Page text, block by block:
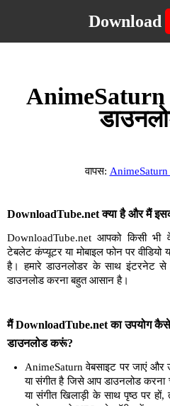
Download
AnimeSaturn
वापस:
DownloadTube.net क्या है और मैं
DownloadTube.net आपको किसी
टेबलेट कंप्यूटर या मोबाइल फोन पर
है। हमारे डाउनलोडर के साथ इंटरनेट से
डाउनलोड करना बहुत आसान है।
मैं DownloadTube.net का उपयोग
डाउनलोड करूं?
AnimeSaturn वेबसाइट पर जाएं और
या संगीत है जिसे आप डाउनलोड करना
या संगीत खिलाड़ी के साथ पृष्ठ पर